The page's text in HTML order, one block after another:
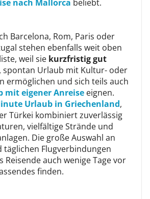
nach Mallorca beliebt.
Barcelona, Rom, Paris oder
stehen ebenfalls weit oben
weil sie kurzfristig gut
spontan Urlaub mit Kultur- oder
ermöglichen und sich teils auch
mit eigener Anreise eignen.
Urlaub in Griechenland,
Türkei kombiniert zuverlässig
vielfältige Strände und
Die große Auswahl an
täglichen Flugverbindungen
Reisende auch wenige Tage vor
finden.